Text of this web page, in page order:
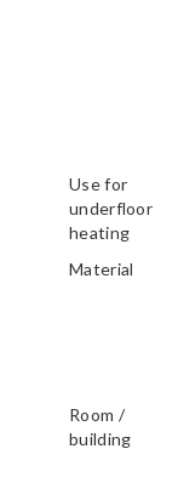
Use for
underfloor
heating
Material
Room /
building